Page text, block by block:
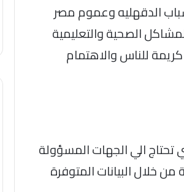
الدقهليه وعموم مصر
الصحية والتعليمية
للناس والاهتمام
تحتاج الي الجهات المسؤولة
خلال البيانات المتوفرة